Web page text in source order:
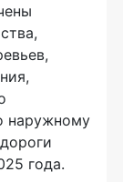
наружному
года.